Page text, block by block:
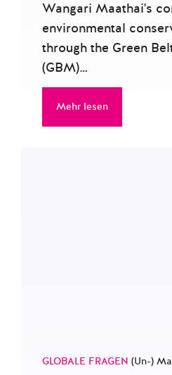
Wangari Maathai's
environmental
through the Green
(GBM)…
Mehr lesen
GLOBALE FRAGEN (Un-)